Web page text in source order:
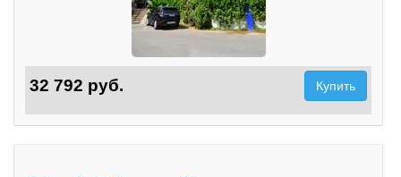
32 792 руб. Купить